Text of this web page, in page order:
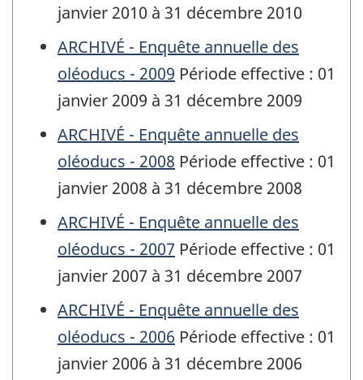
janvier 2010 à 31 décembre 2010
ARCHIVÉ - Enquête annuelle des
oléoducs - 2009 Période effective : 01
janvier 2009 à 31 décembre 2009
ARCHIVÉ - Enquête annuelle des
oléoducs - 2008 Période effective : 01
janvier 2008 à 31 décembre 2008
ARCHIVÉ - Enquête annuelle des
oléoducs - 2007 Période effective : 01
janvier 2007 à 31 décembre 2007
ARCHIVÉ - Enquête annuelle des
oléoducs - 2006 Période effective : 01
janvier 2006 à 31 décembre 2006